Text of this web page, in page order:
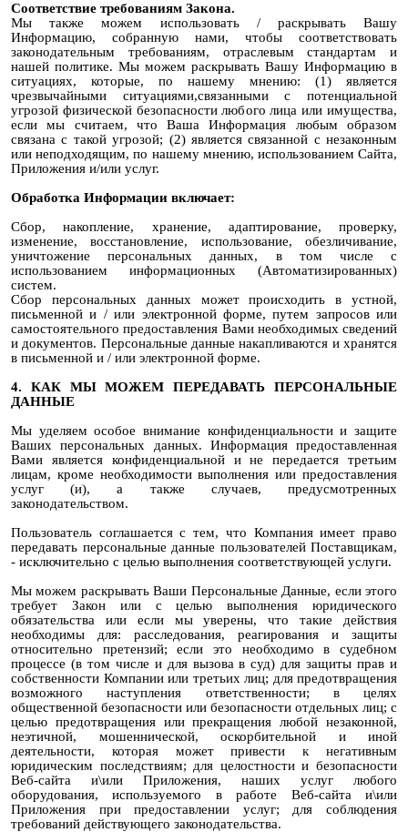
Соответствие требованиям Закона.
Мы также можем использовать / раскрывать Вашу
Информацию, собранную нами, чтобы соответствовать
законодательным требованиям, отраслевым стандартам и
нашей политике. Мы можем раскрывать Вашу Информацию в
ситуациях, которые, по нашему мнению: (1) является
чрезвычайными ситуациями,связанными с потенциальной
угрозой физической безопасности любого лица или имущества,
если мы считаем, что Ваша Информация любым образом
связана с такой угрозой; (2) является связанной с незаконным
или неподходящим, по нашему мнению, использованием Сайта,
Приложения и/или услуг.
Обработка Информации включает:
Сбор, накопление, хранение, адаптирование, проверку,
изменение, восстановление, использование, обезличивание,
уничтожение персональных данных, в том числе с
использованием информационных (Автоматизированных)
систем.
Сбор персональных данных может происходить в устной,
письменной и / или электронной форме, путем запросов или
самостоятельного предоставления Вами необходимых сведений
и документов. Персональные данные накапливаются и хранятся
в письменной и / или электронной форме.
4. КАК МЫ МОЖЕМ ПЕРЕДАВАТЬ ПЕРСОНАЛЬНЫЕ
ДАННЫЕ
Мы уделяем особое внимание конфиденциальности и защите
Ваших персональных данных. Информация предоставленная
Вами является конфиденциальной и не передается третьим
лицам, кроме необходимости выполнения или предоставления
услуг (и), а также случаев, предусмотренных
законодательством.
Пользователь соглашается с тем, что Компания имеет право
передавать персональные данные пользователей Поставщикам,
- исключительно с целью выполнения соответствующей услуги.
Мы можем раскрывать Ваши Персональные Данные, если этого
требует Закон или с целью выполнения юридического
обязательства или если мы уверены, что такие действия
необходимы для: расследования, реагирования и защиты
относительно претензий; если это необходимо в судебном
процессе (в том числе и для вызова в суд) для защиты прав и
собственности Компании или третьих лиц; для предотвращения
возможного наступления ответственности; в целях
общественной безопасности или безопасности отдельных лиц; с
целью предотвращения или прекращения любой незаконной,
неэтичной, мошеннической, оскорбительной и иной
деятельности, которая может привести к негативным
юридическим последствиям; для целостности и безопасности
Веб-сайта и\или Приложения, наших услуг любого
оборудования, используемого в работе Веб-сайта и\или
Приложения при предоставлении услуг; для соблюдения
требований действующего законодательства.